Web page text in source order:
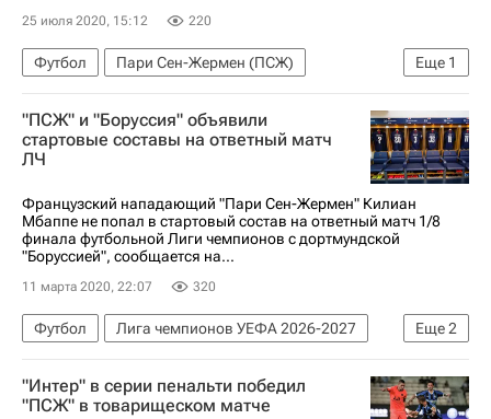
25 июля 2020, 15:12 220
Еще 1
Футбол
Пари Сен-Жермен (ПСЖ)
Килиан Мбаппе
"ПСЖ" и "Боруссия" объявили
стартовые составы на ответный матч
ЛЧ
Французский нападающий "Пари Сен-Жермен" Килиан
Мбаппе не попал в стартовый состав на ответный матч 1/8
финала футбольной Лиги чемпионов с дортмундской
"Боруссией", сообщается на...
11 марта 2020, 22:07 320
Еще2
Футбол
Лига чемпионов УЕФА 2026-2027
Пари Сен-Жермен (ПСЖ)
Боруссия (Дортмунд)
"Интер" в серии пенальти победил
"ПСЖ" в товарищеском матче